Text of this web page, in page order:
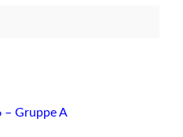
– Gruppe A